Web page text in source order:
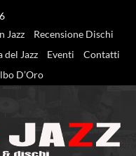
Jazz
Recensione Dischi
del Jazz Eventi
Contatti
D’Oro